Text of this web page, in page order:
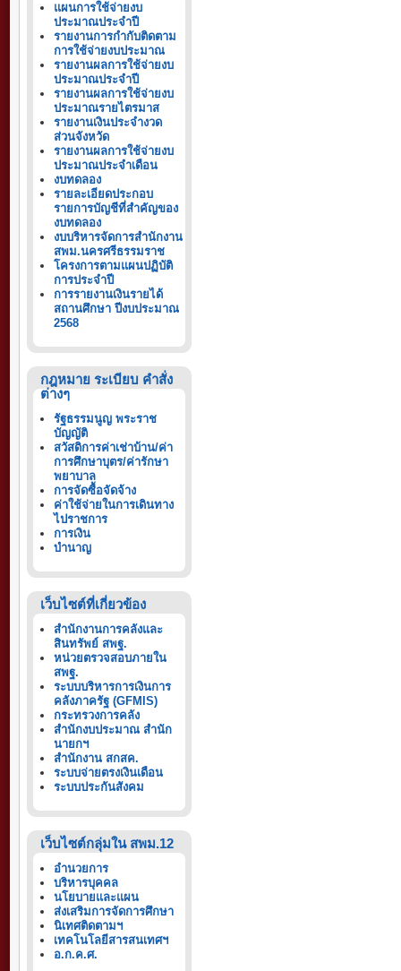
แผนการใช้จ่ายงบ
ประมาณประจำปี
รายงานการกำกับติดตาม
การใช้จ่ายงบประมาณ
รายงานผลการใช้จ่ายงบ
ประมาณประจำปี
รายงานผลการใช้จ่ายงบ
ประมาณรายไตรมาส
รายงานเงินประจำงวด
ส่วนจังหวัด
รายงานผลการใช้จ่ายงบ
ประมาณประจำเดือน
งบทดลอง
รายละเอียดประกอบ
รายการบัญชีที่สำคัญของ
งบทดลอง
งบบริหารจัดการสำนักงาน
สพม.นครศรีธรรมราช
โครงการตามแผนปฏิบัติ
การประจำปี
การรายงานเงินรายได้
สถานศึกษา ปีงบประมาณ
2568
กฎหมาย ระเบียบ คำสั่ง
ต่างๆ
รัฐธรรมนูญ พระราช
บัญญัติ
สวัสดิการค่าเช่าบ้าน/ค่า
การศึกษาบุตร/ค่ารักษา
พยาบาล
การจัดซื้อจัดจ้าง
ค่าใช้จ่ายในการเดินทาง
ไปราชการ
การเงิน
บำนาญ
เว็บไซต์ที่เกี่ยวข้อง
สำนักงานการคลังและ
สินทรัพย์ สพฐ.
หน่วยตรวจสอบภายใน
สพฐ.
ระบบบริหารการเงินการ
คลังภาครัฐ (GFMIS)
กระทรวงการคลัง
สำนักงบประมาณ สำนัก
นายกฯ
สำนักงาน สกสค.
ระบบจ่ายตรงเงินเดือน
ระบบประกันสังคม
เว็บไซต์กลุ่มใน สพม.12
อำนวยการ
บริหารบุคคล
นโยบายและแผน
ส่งเสริมการจัดการศึกษา
นิเทศติดตามฯ
เทคโนโลยีสารสนเทศฯ
อ.ก.ค.ศ.